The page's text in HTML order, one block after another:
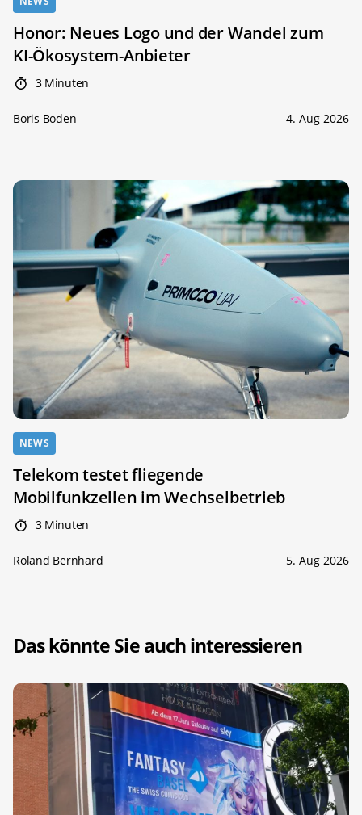
Honor: Neues Logo und der Wandel zum
KI-Ökosystem-Anbieter
3 Minuten
Boris Boden 4. Aug 2026
NEWS
Telekom testet fliegende
Mobilfunkzellen im Wechselbetrieb
3 Minuten
Roland Bernhard 5. Aug 2026
Das könnte Sie auch interessieren